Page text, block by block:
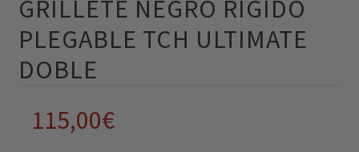
GRILLETE NEGRO RÍGIDO
PLEGABLE TCH ULTIMATE
DOBLE
115,00€